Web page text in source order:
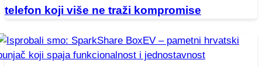
telefon koji više ne traži kompromise